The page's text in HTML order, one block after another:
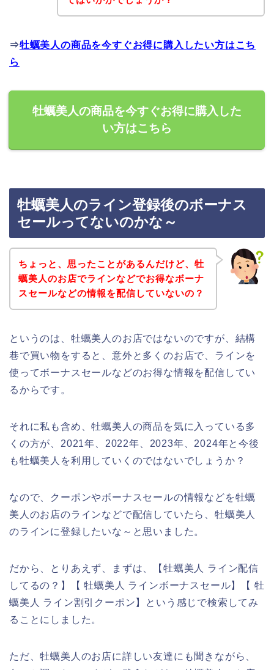
⇒牡蠣美人の商品を今すぐお得に購入したい方はこち
ら
牡蠣美人の商品を今すぐお得に購入した
い方はこちら
牡蠣美人のライン登録後のボーナス
セールってないのかな～
ちょっと、思ったことがあるんだけど、牡
蠣美人のお店でラインなどでお得なボーナ
スセールなどの情報を配信していないの？
というのは、牡蠣美人のお店ではないのですが、結構
巷で買い物をすると、意外と多くのお店で、ラインを
使ってボーナスセールなどのお得な情報を配信してい
るからです。
それに私も含め、牡蠣美人の商品を気に入っている多
くの方が、2021年、2022年、2023年、2024年と今後
も牡蠣美人を利用していくのではないでしょうか？
なので、クーポンやボーナスセールの情報などを牡蠣
美人のお店のラインなどで配信していたら、牡蠣美人
のラインに登録したいな～と思いました。
だから、とりあえず、まずは、【牡蠣美人 ライン配信
してるの？】【 牡蠣美人 ラインボーナスセール】【 牡
蠣美人 ライン割引クーポン】という感じで検索してみ
ることにしました。
ただ、牡蠣美人のお店に詳しい友達にも聞きながら、